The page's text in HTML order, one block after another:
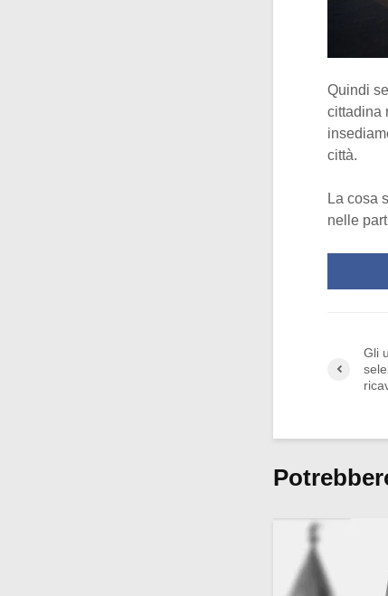
Quindi
cittadina
città.
La cosa
nelle
Gli